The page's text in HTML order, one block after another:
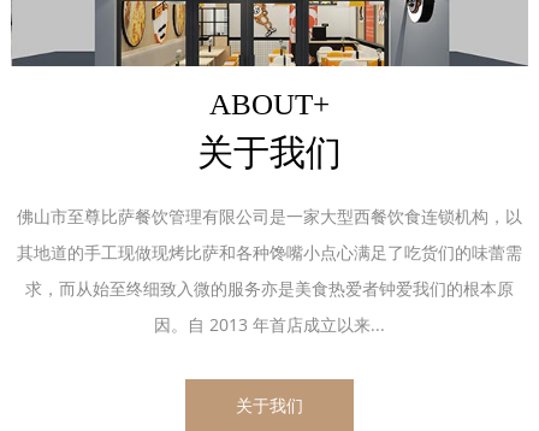
ABOUT+
关于我们
佛山市至尊比萨餐饮管理有限公司是一家大型西餐饮食连锁机构，以
其地道的手工现做现烤比萨和各种馋嘴小点心满足了吃货们的味蕾需
求，而从始至终细致入微的服务亦是美食热爱者钟爱我们的根本原
因。自 2013 年首店成立以来...
关于我们